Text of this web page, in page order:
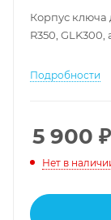
Корпус ключа
R350, GLK300,
Подробности
5 900 ₽
Нет в